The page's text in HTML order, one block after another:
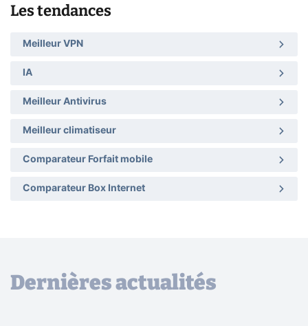
Les tendances
Meilleur VPN
IA
Meilleur Antivirus
Meilleur climatiseur
Comparateur Forfait mobile
Comparateur Box Internet
Dernières actualités